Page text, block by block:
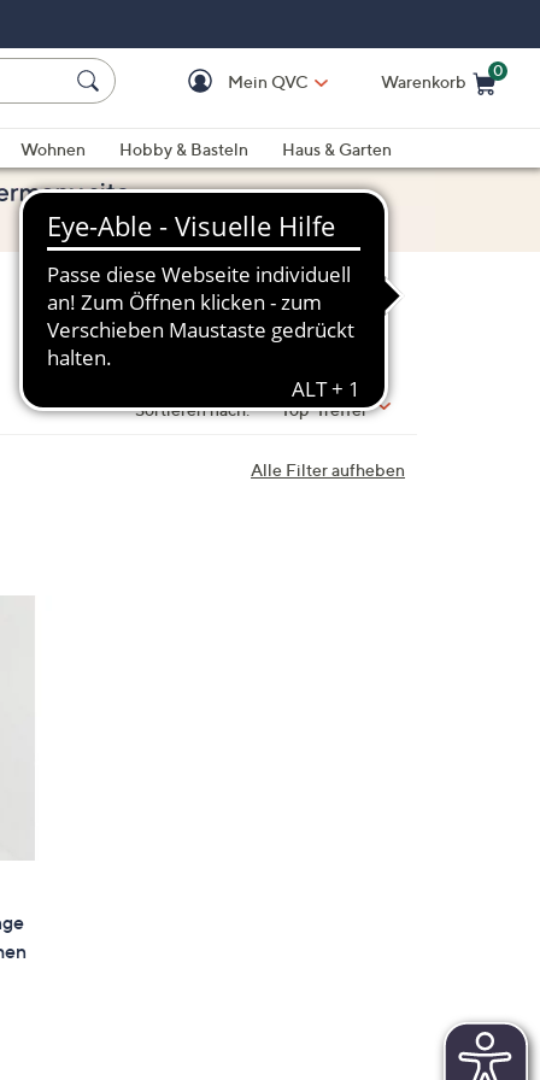
Mein QVC Warenkorb
0
Wohnen
Hobby & Basteln Haus & Garten
Sortieren nach: Top-Treffer
Alle Filter aufheben